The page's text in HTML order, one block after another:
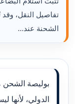
تفاصيل النقل،
الشحنة عند...
بوليصة
الدولي،